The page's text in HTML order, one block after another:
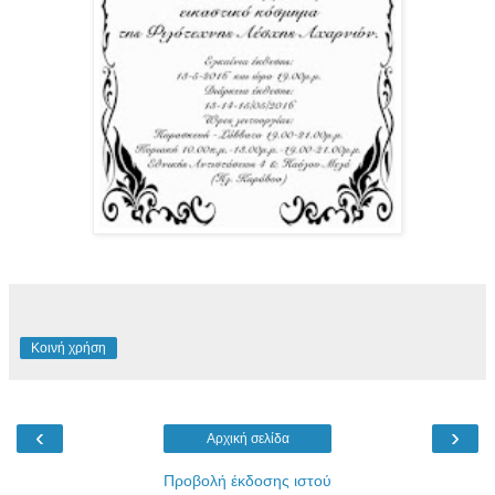
Κοινή χρήση
‹ ›
Αρχική σελίδα
Προβολή έκδοσης ιστού